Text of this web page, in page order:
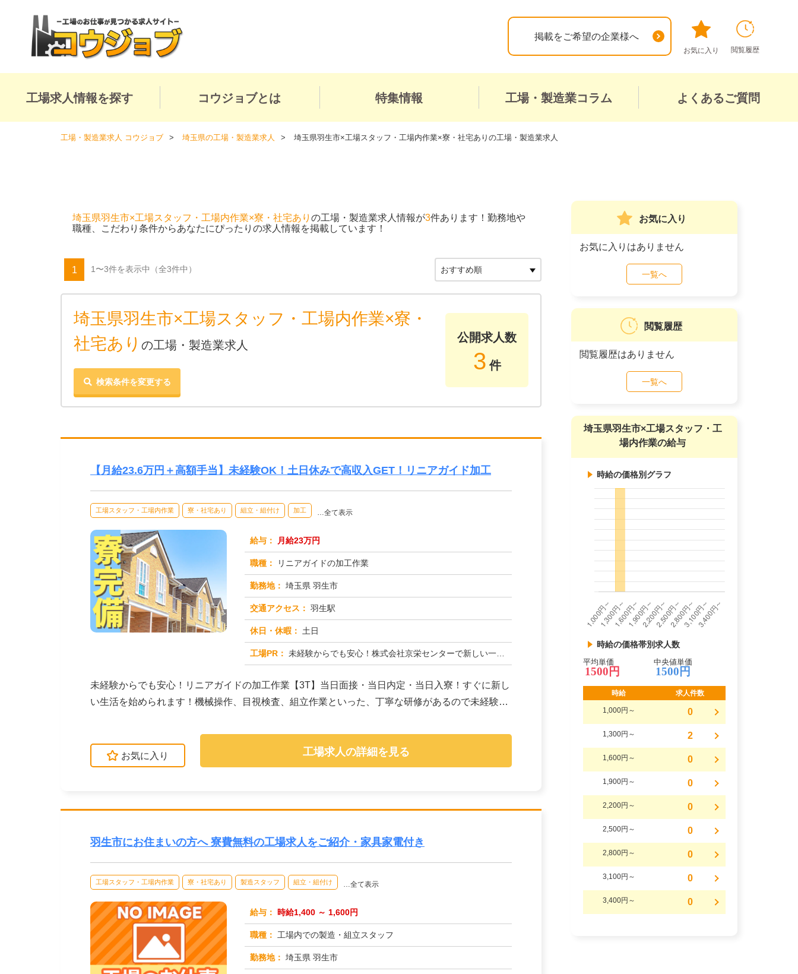
掲載をご希望の企業様へ
お気に入り 閲覧履歴
工場求人情報を探す コウジョブとは 特集情報 工場・製造業コラム よくあるご質問
工場・製造業求人 コウジョブ 埼玉県の工場・製造業求人 埼玉県羽生市×工場スタッフ・工場内作業×寮・社宅ありの工場・製造業求人
埼玉県羽生市×工場スタッフ・工場内作業×寮・社宅あり の工場・製造業求人情報が3件あります！勤務地や
職種、こだわり条件からあなたにぴったりの求人情報を掲載しています！
1 1〜3件を表示中 （全3件中）
埼玉県羽生市×工場スタッフ・工場内作業×寮・
社宅あり の工場・製造業求人
検索条件を変更する
公開求人数
3 件
【月給23.6万円＋高額手当】未経験OK！土日休みで高収入GET！リニアガイド加工
工場スタッフ・工場内作業 寮・社宅あり 組立・組付け 加工 …全て表示
給与： 月給23万円
職種： リニアガイドの加工作業
勤務地： 埼玉県 羽生市
交通アクセス： 羽生駅
休日・休暇： 土日
工場PR： 未経験からでも安心！株式会社京栄センターで新しい一歩を踏み出してみませんか？◆年齢・経験・資格は一切不問です！先輩...
未経験からでも安心！リニアガイドの加工作業【3T】当日面接・当日内定・当日入寮！すぐに新し
い生活を始められます！機械操作、目視検査、組立作業といった、丁寧な研修があるので未経験の
お気に入り 工場求人の詳細を見る
羽生市にお住まいの方へ 寮費無料の工場求人をご紹介・家具家電付き
工場スタッフ・工場内作業 寮・社宅あり 製造スタッフ 組立・組付け …全て表示
給与： 時給1,400 ～ 1,600円
職種： 工場内での製造・組立スタッフ
勤務地： 埼玉県 羽生市
お気に入り
お気に入りはありません
一覧へ
閲覧履歴
閲覧履歴はありません
一覧へ
埼玉県羽生市×工場スタッフ・工
場内作業の給与
時給の価格別グラフ
時給の価格帯別求人数
平均単価
1500円
中央値単価
1500円
時給 求人件数
1,000円～ 0
1,300円～ 2
1,600円～ 0
1,900円～ 0
2,200円～ 0
2,500円～ 0
2,800円～ 0
3,100円～ 0
3,400円～ 0